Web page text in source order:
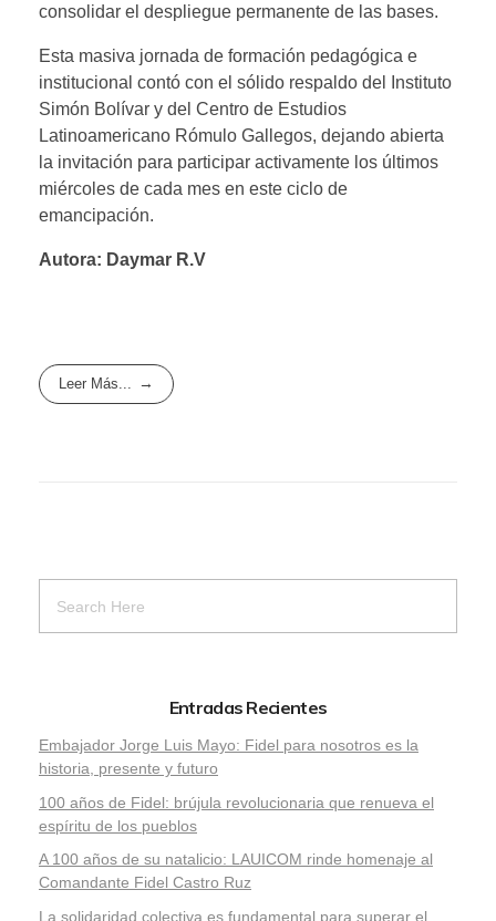
consolidar el despliegue permanente de las bases.
​Esta masiva jornada de formación pedagógica e
institucional contó con el sólido respaldo del Instituto
Simón Bolívar y del Centro de Estudios
Latinoamericano Rómulo Gallegos, dejando abierta
la invitación para participar activamente los últimos
miércoles de cada mes en este ciclo de
emancipación.
Autora: Daymar R.V
Leer Más...
Entradas Recientes
Embajador Jorge Luis Mayo: Fidel para nosotros es la
historia, presente y futuro
100 años de Fidel: brújula revolucionaria que renueva el
espíritu de los pueblos
A 100 años de su natalicio: LAUICOM rinde homenaje al
Comandante Fidel Castro Ruz
La solidaridad colectiva es fundamental para superar el